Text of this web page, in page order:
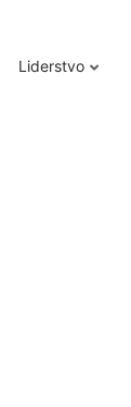
Liderstvo